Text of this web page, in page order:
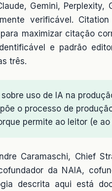
Gemini,
verificável.
maximizar citação
e padrão
três.
uso de IA na
o processo de
permite ao leitor (e ao
Caramaschi, Chief
da NAIA,
descrita aqui está